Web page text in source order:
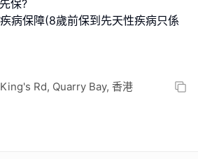
保?
病保障(8歲前保到先天性疾病只係
Rd, Quarry Bay, 香港